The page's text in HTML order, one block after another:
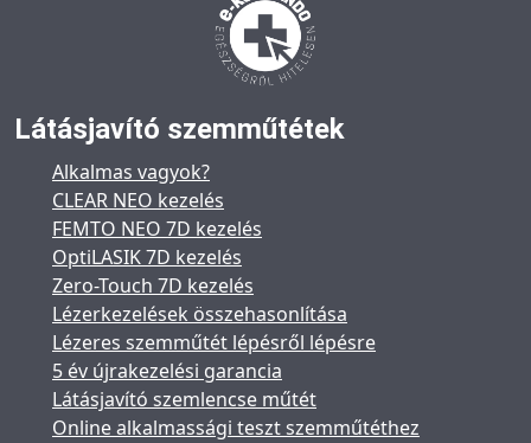
Látásjavító szemműtétek
Alkalmas vagyok?
CLEAR NEO kezelés
FEMTO NEO 7D kezelés
OptiLASIK 7D kezelés
Zero-Touch 7D kezelés
Lézerkezelések összehasonlítása
Lézeres szemműtét lépésről lépésre
5 év újrakezelési garancia
Látásjavító szemlencse műtét
Online alkalmassági teszt szemműtéthez